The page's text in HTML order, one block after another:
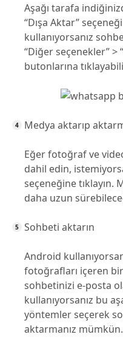
Aşağı tarafa
“Dışa Aktar”
kullanıyorsanız
“Diğer seçenekler” >
butonlarına
Medya aktarıp
Eğer fotoğraf ve
dahil edin,
seçeneğine tıklayın.
daha uzun
Sohbeti aktarın
Android
fotoğrafları içeren
sohbetinizi e-posta
kullanıyorsanız bu
yöntemler seçerek
aktarmanız mümkün.